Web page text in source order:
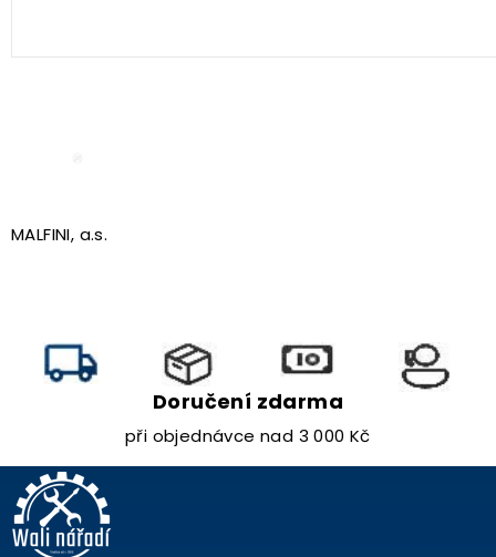
MALFINI, a.s.
Doručení zdarma
při objednávce nad 3 000 Kč